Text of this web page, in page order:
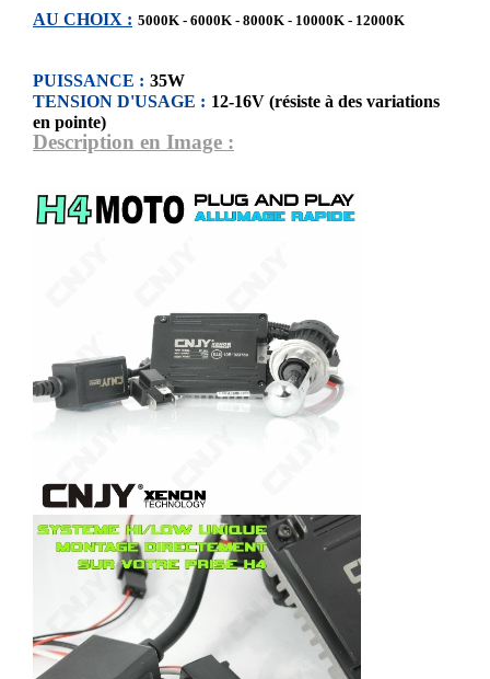
AU CHOIX : 5000K - 6000K - 8000K - 10000K - 12000K
PUISSANCE : 35W
TENSION D'USAGE : 12-16V (résiste à des variations
en pointe)
Description en Image :